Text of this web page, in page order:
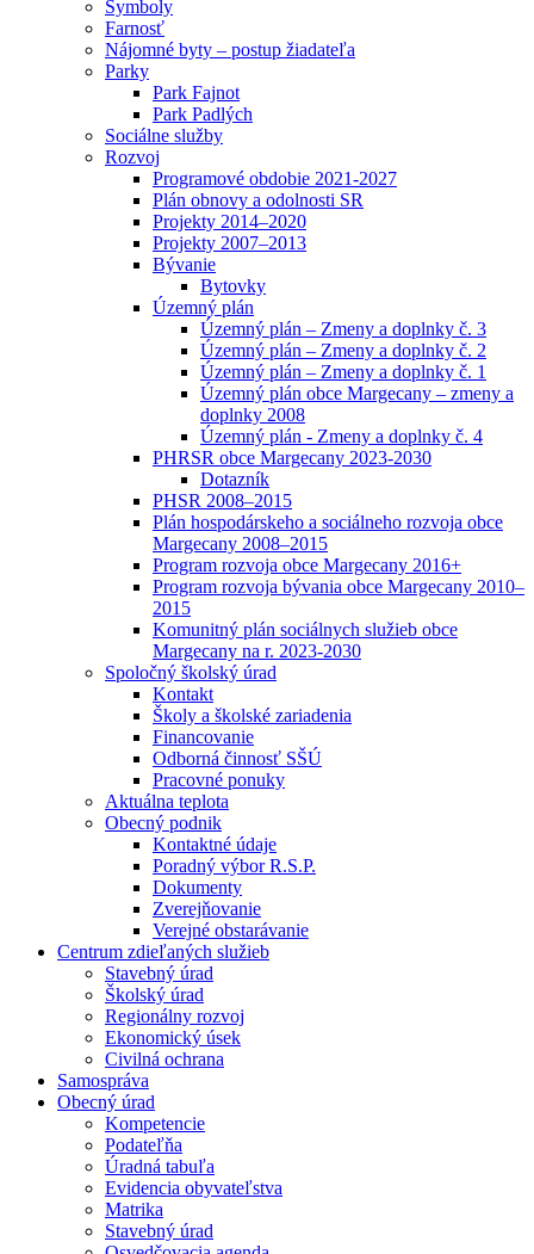
Symboly
Farnosť
Nájomné byty – postup žiadateľa
Parky
Park Fajnot
Park Padlých
Sociálne služby
Rozvoj
Programové obdobie 2021-2027
Plán obnovy a odolnosti SR
Projekty 2014–2020
Projekty 2007–2013
Bývanie
Bytovky
Územný plán
Územný plán – Zmeny a doplnky č. 3
Územný plán – Zmeny a doplnky č. 2
Územný plán – Zmeny a doplnky č. 1
Územný plán obce Margecany – zmeny a
doplnky 2008
Územný plán - Zmeny a doplnky č. 4
PHRSR obce Margecany 2023-2030
Dotazník
PHSR 2008–2015
Plán hospodárskeho a sociálneho rozvoja obce
Margecany 2008–2015
Program rozvoja obce Margecany 2016+
Program rozvoja bývania obce Margecany 2010–
2015
Komunitný plán sociálnych služieb obce
Margecany na r. 2023-2030
Spoločný školský úrad
Kontakt
Školy a školské zariadenia
Financovanie
Odborná činnosť SŠÚ
Pracovné ponuky
Aktuálna teplota
Obecný podnik
Kontaktné údaje
Poradný výbor R.S.P.
Dokumenty
Zverejňovanie
Verejné obstarávanie
Centrum zdieľaných služieb
Stavebný úrad
Školský úrad
Regionálny rozvoj
Ekonomický úsek
Civilná ochrana
Samospráva
Obecný úrad
Kompetencie
Podateľňa
Úradná tabuľa
Evidencia obyvateľstva
Matrika
Stavebný úrad